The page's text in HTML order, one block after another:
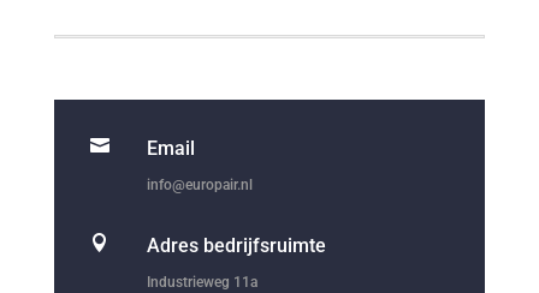
 Email
info@europair.nl
 Adres bedrijfsruimte
Industrieweg 11a